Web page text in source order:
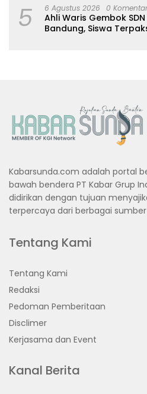
5 6 Agustus 2026 0 Komentar
Ahli Waris Gembok
Bandung, Siswa
Kabarsunda.com adalah portal
bawah bendera PT Kabar Grup
didirikan dengan tujuan
terpercaya dari berbagai sumber
Tentang Kami
Tentang Kami
Redaksi
Pedoman Pemberitaan
Disclimer
Kerjasama dan Event
Kanal Berita